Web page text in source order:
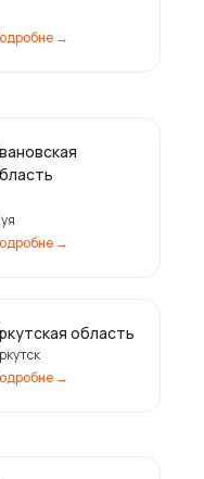
ㅤ→
область
ㅤ→
ㅤ→